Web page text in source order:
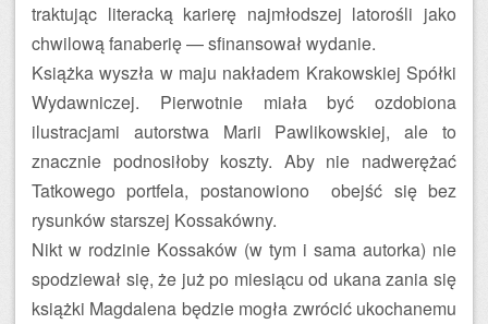
traktując literacką karierę najmłodszej latorośli jako
chwilową fanaberię — sfinansował wydanie.
Książka wyszła w maju nakładem Krakowskiej Spółki
Wydawniczej. Pierwotnie miała być ozdobiona
ilustracjami autorstwa Marii Pawlikowskiej, ale to
znacznie podnosiłoby koszty. Aby nie nadwerężać
Tatkowego portfela, postanowiono obejść się bez
rysunków starszej Kossakówny.
Nikt w rodzinie Kossaków (w tym i sama autorka) nie
spodziewał się, że już po miesiącu od ukana zania się
książki Magdalena będzie mogła zwrócić ukochanemu